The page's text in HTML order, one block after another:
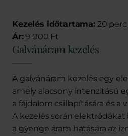
Kezelés időtartama: 20 perc
Ár: 9 000 Ft
Galvánáram kezelés
A galvánáram kezelés egy
amely alacsony intenzitású
a fájdalom csillapítására és a
A kezelés során elektródákat
a gyenge áram hatására az